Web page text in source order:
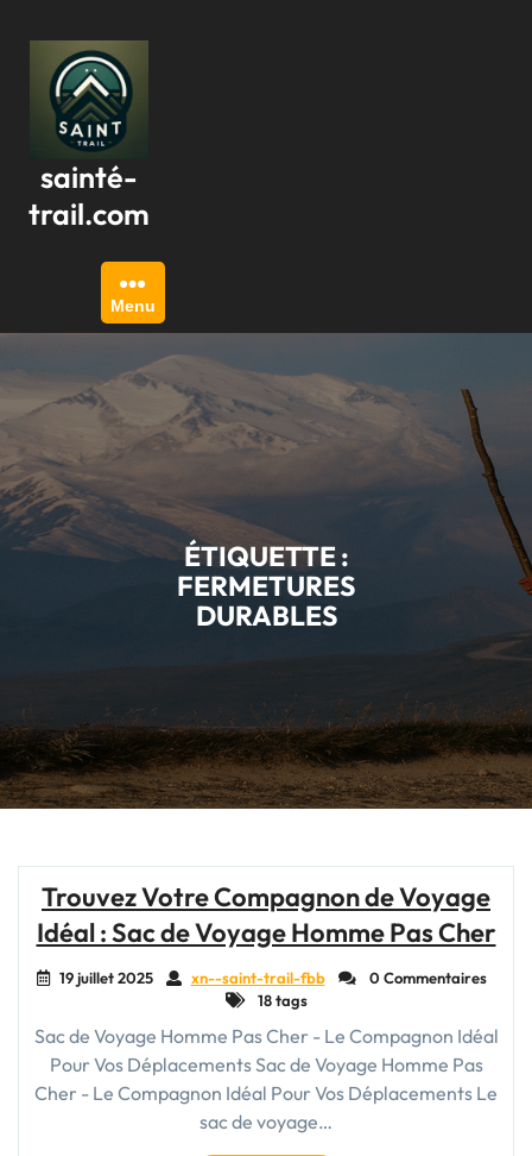
contenu
sainté-
trail.com
Menu
ÉTIQUETTE :
FERMETURES
DURABLES
Trouvez Votre Compagnon de Voyage
Idéal : Sac de Voyage Homme Pas Cher
19 juillet 2025 xn--saint-trail-fbb
0 Commentaires
18 tags
Sac de Voyage Homme Pas Cher - Le Compagnon Idéal
Pour Vos Déplacements Sac de Voyage Homme Pas
Cher - Le Compagnon Idéal Pour Vos Déplacements Le
sac de voyage…